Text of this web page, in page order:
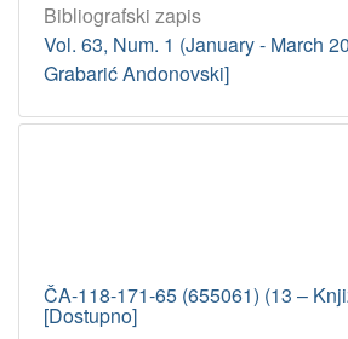
Bibliografski zapis
Vol. 63, Num. 1 (January - March
Grabarić Andonovski]
ČA-118-171-65 (655061) (13 –
[Dostupno]